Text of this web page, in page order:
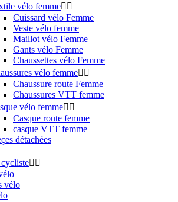
vélo femme 
Cuissard vélo Femme
Veste vélo femme
Maillot vélo Femme
Gants vélo Femme
Chaussettes vélo Femme
vélo femme 
Chaussure route Femme
Chaussures VTT femme
vélo femme 
Casque route femme
casque VTT femme
détachées
 
vélo